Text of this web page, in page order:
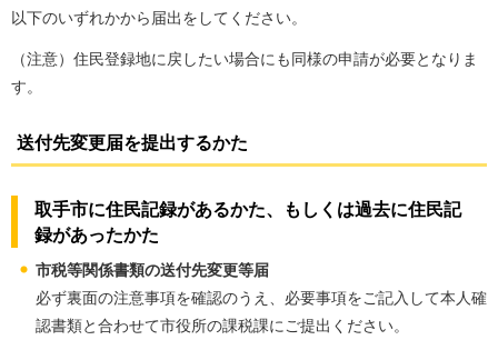
以下のいずれかから届出をしてください。
（注意）住民登録地に戻したい場合にも同様の申請が必要となりま
す。
送付先変更届を提出するかた
取手市に住民記録があるかた、もしくは過去に住民記
録があったかた
市税等関係書類の送付先変更等届
必ず裏面の注意事項を確認のうえ、必要事項をご記入して本人確
認書類と合わせて市役所の課税課にご提出ください。